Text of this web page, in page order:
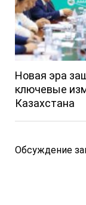
Новая эра
ключевые
Казахстана
Обсуждение